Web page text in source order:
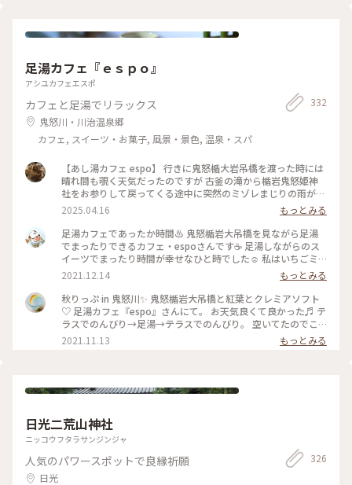
ルな街 #ぽかぽか熱海厳寒日光母娘旅 #母娘旅 #ことりっぷ日
社 #冬の日光 #五重塔 #唐門 #廻廊 #彫刻 #アートと建築 #名建
築 #日本建築 #レトロ #世界遺産 #国宝 #日光 #日光市 #栃木県
#栃木
象」🐘が掘られています。 ・ 東照宮のもうひとつのシンボル
てます。 東廻廊の表に彫られた 「眠り猫」の裏には 実は 「ス
ズメ」🐦が彫られています。 眠った猫と羽を広げ遊ぶ 三羽の
雀の姿は 「争わない」という様子で 家康が求めた 「天下太平
の象徴とされています✨ 東照宮のたくさんの彫刻には 様々な
意味が込められて 奥が深いことを知りました 政治や宗教や思
想・美術を 融合させた 世界文化遺産に相応しい 素晴らしい神
社だと 深く感じました✨😌 ・ ・ #ちいさな列車旅 #美しい町 #
母娘旅 #ことりっぷ日光 #ことりっぷ栃木 #ドライブ #日光ド
ライブ #日光東照宮 #神社 #廻廊 #三猿 #眠り猫 #左甚五郎 #徳
川家康 #彫刻 #世界遺産 #国宝 #アートと建築 #建築 #日本建築
#名建築 #レトロ #冬の日光 #日光市 #日光 #栃木県 #栃木
足湯カフェ『ｅｓｐｏ』
アシユカフェエスポ
カフェと足湯でリラックス
鬼怒川・川治温泉郷
カフェ, スイーツ・お菓子, 風景・景色, 温泉・スパ
332
【あし湯カフェ espo】 行きに鬼怒楯大岩吊橋を渡った時には
晴れ間も覗く天気だったのですが 古釜の滝から楯岩鬼怒姫神
社をお参りして戻ってくる途中に突然のミゾレまじりの雨が😫
☔ 駆け足で吊橋を渡ってその先にあるあし湯カフェで雨宿りで
す☕️ こちらのカフェはホテルサンシャイン鬼怒川さんのカフェ
です 宿泊してなくてもカフェ利用ができました🙆‍♀️ 注文する時
にあし湯利用ですと伝えるとありがたいことにタオルも貸して
もらえます(*´꒳`*) 雨に濡れたのと気温が寒かったのであった
かいコーヒーを頂こうかと思ったんですが あし湯に浸かりな
がらなのでせっかくだから鬼怒川サイダーのいちごにしてみま
した🍓 サイダーは人工的なイチゴの味ではなくちゃんと果汁
のイチゴの味がしてめちゃ美味しかったです😋 おまけの4枚目
はお手洗いをお借りした際にホテルサンシャイン鬼怒川さんの
ロビーを通るんですが 何故かシロクマさんがいらっしゃいま
してびっくり🐻‍❄️ｶﾞｵｰ あとお手洗いのマークもイチゴちゃんで
っぷ日光
2025.04.16
もっとみる
足湯カフェであったか時間♨️ 鬼怒楯岩大吊橋を見ながら足湯
でまったりできるカフェ・espoさんです☕️ 足湯しながらのス
イーツでまったり時間が幸せなひと時でした☺️ 私はいちごミ
ルク🍓のドリンクをいただきました！ 冷たかったけれど、足湯
しながらなのでちょうどよかったです😊 母はアイスやゼリー
などが中に入っている、珈琲モンブランを頼みました！ コー
ヒーパウダーの紅葉🍁が秋らしかったです。 高い所が苦手で、
吊橋は途中までしか渡れなかったのでカフェからの素敵な眺め
を楽しめてよかったです✨ 入った時は熱めかな？と思ったけれ
ど、慣れてくると心地よくて、ついつい長居をしてしまいまし
カフェ #カフェ巡り #スイーツ #秋日和 #私のことりっぷ #吊橋
な毎日
2021.12.14
もっとみる
秋りっぷ in 鬼怒川✨ 鬼怒楯岩大吊橋と紅葉とクレミアソフト
♡ 足湯カフェ『espo』さんにて。 お天気良くて良かった♬ テ
ラスでのんびり→足湯→テラスでのんびり。 空いてたのでこ
れをエンドレスで（笑） ブルーハワイの炭酸氷（コオリなん
です🧊）が 青空とリンクしているようでした💙 #足湯カフェ
2021.11.13 もっとみる
日光二荒山神社
ニッコウフタラサンジンジャ
人気のパワースポットで良縁祈願
日光
326